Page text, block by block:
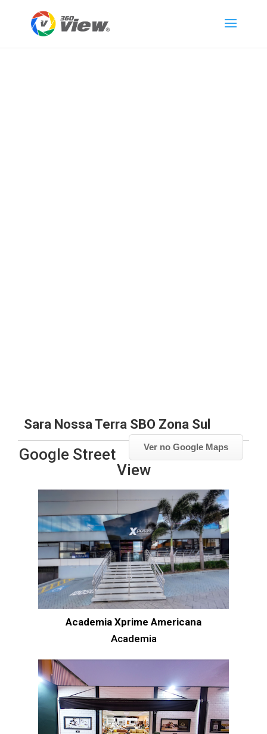
Sara Nossa Terra SBO Zona Sul
Ver no Google Maps
Google Street
View
Academia Xprime Americana
Academia